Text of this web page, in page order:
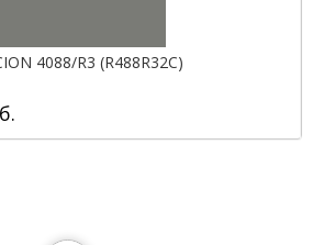
4088/R3 (R488R32C)